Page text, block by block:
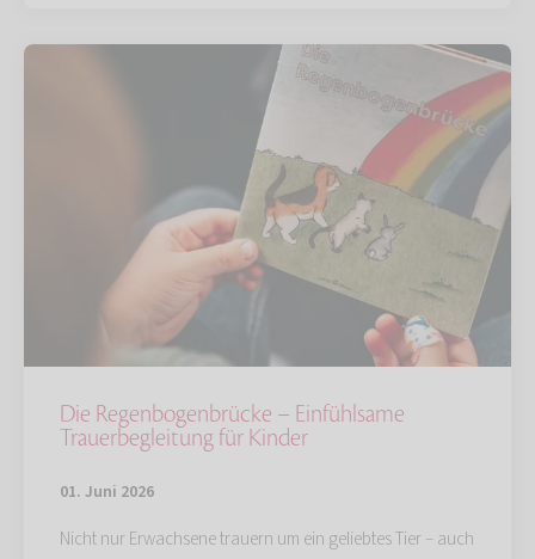
Die Regenbogenbrücke – Einfühlsame
Trauerbegleitung für Kinder
01. Juni 2026
Nicht nur Erwachsene trauern um ein geliebtes Tier – auch